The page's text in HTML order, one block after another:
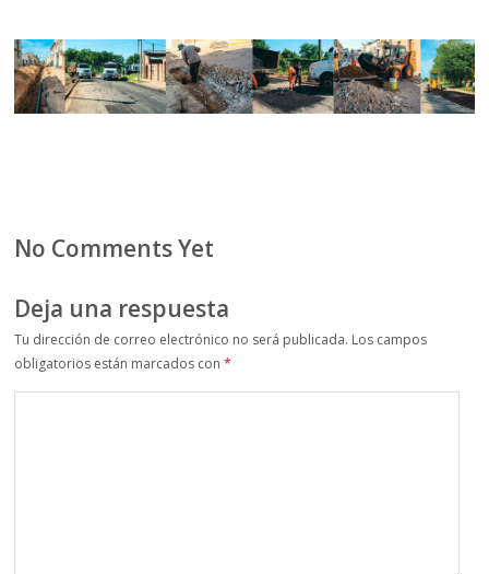
No Comments Yet
Deja una respuesta
Tu dirección de correo electrónico no será publicada. Los campos
obligatorios están marcados con*